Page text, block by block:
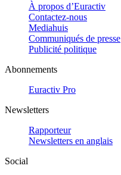
À propos d’Euractiv
Contactez-nous
Mediahuis
Communiqués de presse
Publicité politique
Abonnements
Euractiv Pro
Newsletters
Rapporteur
Newsletters en anglais
Social